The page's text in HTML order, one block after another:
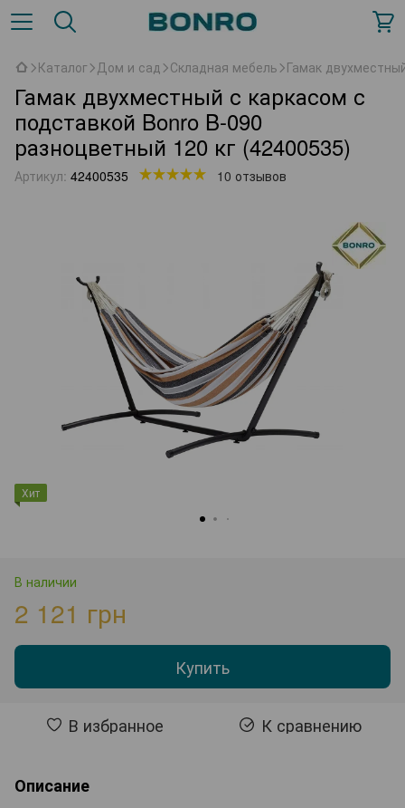
Каталог Дом и сад Складная мебель Гамак
Гамак двухместный с каркасом с
подставкой Bonro B-090
разноцветный 120 кг (42400535)
Артикул: 42400535 10 отзывов
Хит
В наличии
2 121 грн
Купить
В избранное К сравнению
Описание